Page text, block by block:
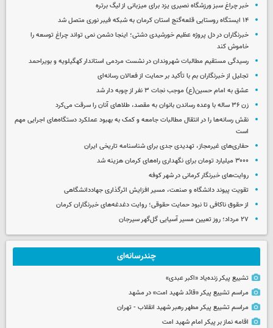
خبر چراغ سبز ورزشگاه نصیری یزد برای میزبانی از لیگ برتره
۱۴ ایستگاه روستایی قلعه‌گنج استان کرمان به شبکه فیبر نوری متصل شد
خبرنگاران در دل پروژه عظیم خورشیدی دشتی؛ اینجا دشمن نمی‌ تواند چراغ توسعه را
خاموش کند
رسیدگی مستقیم مطالبات شهروندان در نشست مردمی استاندار کهگیلویه و بویراحمد
تجلیل از خبرنگاران بم با تأکید بر حمایت از فعالان رسانه‌ای
عشق به امام حسین(ع) موجب نجات ۳ نفر از چوبه دار شد
زن ۳۶ ساله با وعده رساندن بانوان به مقصد، طلاهای آنان را سرقت می‌کرد
نقش رسانه‌ها را در انتقال مطالبات جامعه و کمک به بهبود عملکرد دستگاه‌های اجرایی مهم
است
حفاری‌های غیرمجاز، تهدیدی جدی برای شناسنامه تاریخی ایران
۳۰۰۰ میلیارد تومان برای نگهداری راه‌های کرمان هزینه شد
روایت‌های خبرنگار کرمانی در شهر کوفه
تقویت پیوند دانشگاه و صنعت، مسیر افزایش اثرگذاری جهاددانشگاهی
از حقوق ناکافی تا نبود حمایت حقوقی؛ روایت دغدغه‌های خبرنگاران کرمان
۲۷ مرداد؛ روز تعیین مسیر آسیایی گل‌گهر سیرجان
چندرسانه‌ای
تشییع پیکر زنده‌یاد «اکبر عبدی»
مراسم تشییع پیکر «قائد شهید امت» در مشهد
مراسم تشییع پیکر مطهر رهبر شهید انقلاب - تهران
اقامه نماز بر پیکر امام شهید امت